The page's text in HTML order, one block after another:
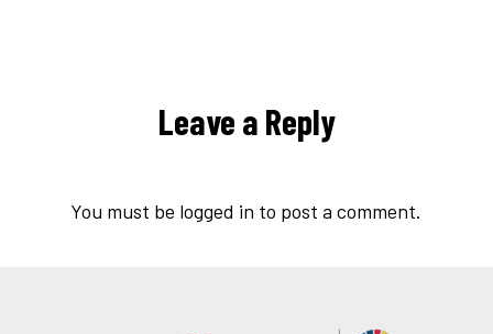
Leave a Reply
You must be logged in to post a comment.